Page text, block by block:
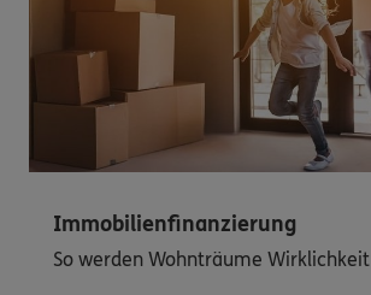
Immobilienfinanzierung
So werden Wohnträume Wirklichkeit